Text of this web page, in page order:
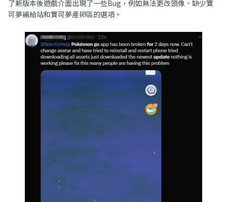
了新版本後遊戲介面出現了一些Bug，例如無法更改頭像、缺少寶
可夢補給站和寶可夢產卵區的選項。